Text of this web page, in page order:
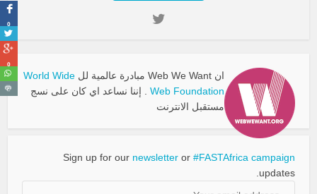
ان Web We Want مبادرة عالمية لل
World Wide
Web Foundation . إننا نساعد اي كان على نسج
مستقبل الانترنت
Sign up for our newsletteror #FASTAfrica campaign
updates.
0
0